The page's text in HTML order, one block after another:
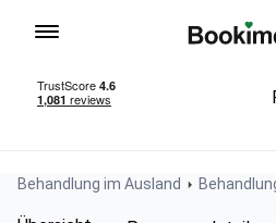
Behandlung im Ausland